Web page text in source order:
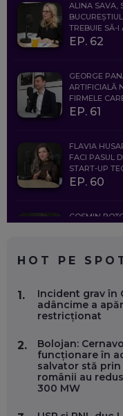
ALINA SAVA,
TREBUIE SĂ-
EP. 62
GEORGE
ARTIFICIALĂ
FIRMELE
EP. 61
FLAVIA
FACI PASUL
START-UP
EP. 60
COSMIN
FOLOSEȘTI
SE VA
EP. 58
MARIUS
FOLOSEȘTI
CĂTRE
EP. 57
HOT PE
1.
Incident grav în
adâncime a
restricționat
2.
Bolojan:
funcționare în
salvator stă
românii au
300 MW